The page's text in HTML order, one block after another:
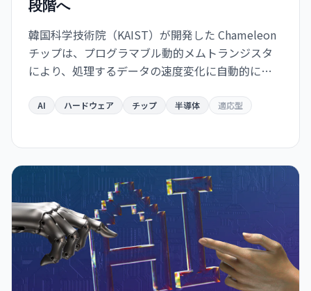
段階へ
韓国科学技術院（KAIST）が開発した Chameleon
チップは、プログラマブル動的メムトランジスタ
により、処理するデータの速度変化に自動的に適
互換で量産化が可能。ウェアラブル・自動運転・
AI ハードウェア チップ 半導体 適応型